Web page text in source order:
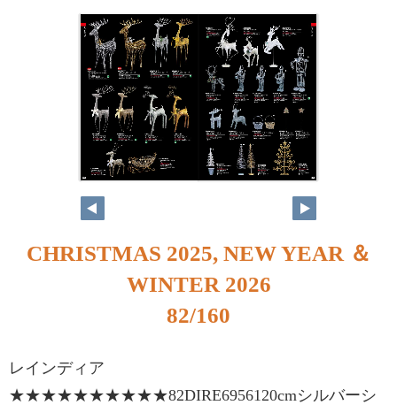
82 83
CHRISTMAS 2025, NEW YEAR ＆
WINTER 2026
82/160
レインディア
★★★★★★★★★★82DIRE6956120cmシルバーシ